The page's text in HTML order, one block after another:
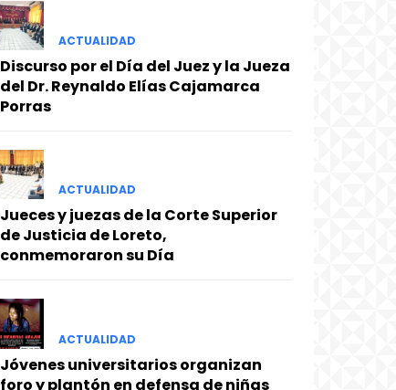
ACTUALIDAD
Discurso por el Día del Juez y la Jueza
del Dr. Reynaldo Elías Cajamarca
Porras
ACTUALIDAD
Jueces y juezas de la Corte Superior
de Justicia de Loreto,
conmemoraron su Día
ACTUALIDAD
Jóvenes universitarios organizan
foro y plantón en defensa de niñas